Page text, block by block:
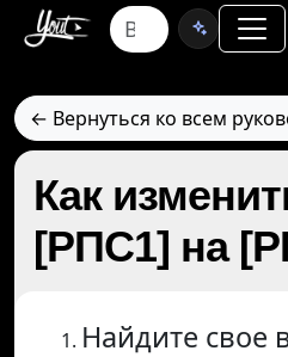
← Вернуться ко всем
Как
[РПС1] на
Найдите свое